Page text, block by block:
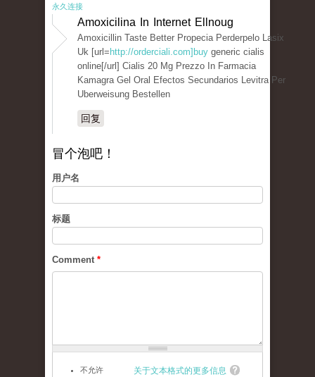
永久连接
Amoxicilina In Internet Ellnoug
Amoxicillin Taste Better Propecia Perderpelo Lasix
Uk [url= http://orderciali.com]buy generic cialis
online[/url] Cialis 20 Mg Prezzo In Farmacia
Kamagra Gel Oral Efectos Secundarios Levitra Per
Uberweisung Bestellen
回复
冒个泡吧！
用户名
标题
Comment *
关于文本格式的更多信息
不允许